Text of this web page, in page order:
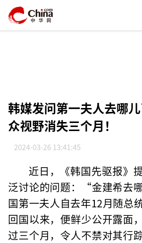
韩媒发问第一夫人去哪
众视野消失三个月！
2024-03-26 13:41:45
近日，《韩国先驱报》
泛讨论的问题：“金建希去
国第一夫人自去年12月随总
回国以来，便鲜少公开露面
过三个月，令人不禁对其行